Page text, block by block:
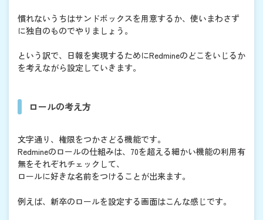
慣れないうちはサンドボックスを用意するか、使いまわさず
に独自のものでやりましょう。
という訳で、日報を実現するためにRedmineのどこをいじるか
を考えながら設定していきます。
ロールの考え方
文字通り、権限をつかさどる機能です。
Redmineのロールの仕組みは、70を超える細かい機能の利用有
無をそれぞれチェックして、
ロールに好きな名前をつけることが出来ます。
例えば、新卒のロールを設定する画面はこんな感じです。